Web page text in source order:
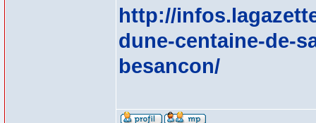
http://
dune-centaine-de-
besancon/